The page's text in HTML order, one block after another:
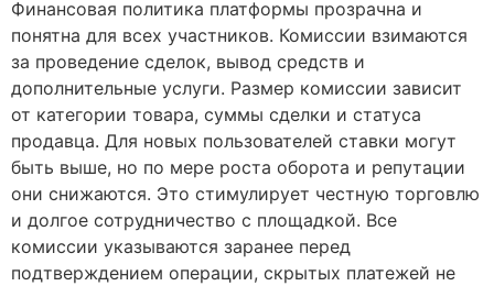
Финансовая политика платформы прозрачна и
понятна для всех участников. Комиссии взимаются
за проведение сделок, вывод средств и
дополнительные услуги. Размер комиссии зависит
от категории товара, суммы сделки и статуса
продавца. Для новых пользователей ставки могут
быть выше, но по мере роста оборота и репутации
они снижаются. Это стимулирует честную торговлю
и долгое сотрудничество с площадкой. Все
комиссии указываются заранее перед
подтверждением операции, скрытых платежей не